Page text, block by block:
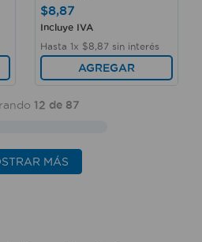
$8,87
Incluye IVA
Hasta 1x $8 87 sin interés
AGREGAR
12 de 87
MÁS